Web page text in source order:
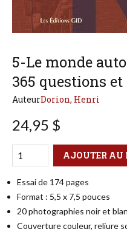
5-Le monde
365 questions et
AuteurDorion, Henri
24,95 $
Qté
Format AJOUTER AU
Essai de 174 pages
Format : 5,5 x 7,5 pouces
20 photographies noir et
Couverture couleur, reliure